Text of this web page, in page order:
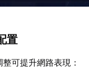
置
可提升網路表現：